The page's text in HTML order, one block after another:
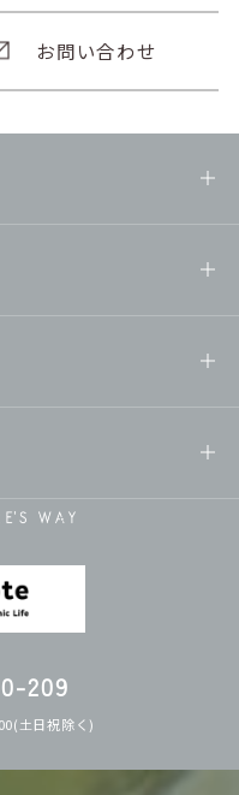
お問い合わせ
209
土日祝除く)